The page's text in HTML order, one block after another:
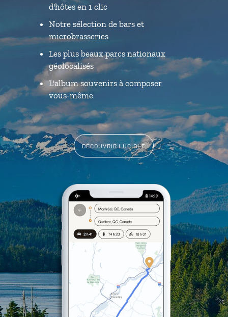
d'hôtes en 1 clic
Notre sélection de bars et
microbrasseries
Les plus beaux parcs nationaux
géolocalisés
L'album souvenirs à composer
vous-même
DÉCOUVRIR LUCIOLE